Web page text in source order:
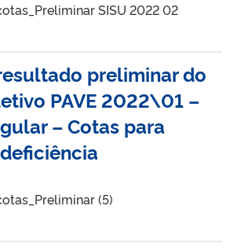
SISU 2022 02
preliminar do
PAVE 2022\01 –
– Cotas para
(5)